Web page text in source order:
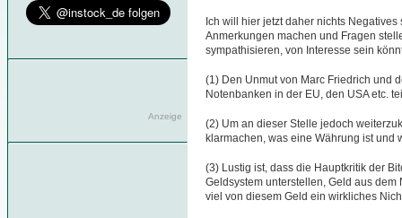
Anzeige
Ich will hier jetzt daher nichts
Anmerkungen machen und Fragen
sympathisieren, von Interesse sein
(1) Den Unmut von Marc Friedrich und
Notenbanken in der EU, den USA etc.
(2) Um an dieser Stelle jedoch
klarmachen, was eine Währung ist und
(3) Lustig ist, dass die Hauptkritik der
Geldsystem unterstellen, Geld aus
viel von diesem Geld ein wirkliches